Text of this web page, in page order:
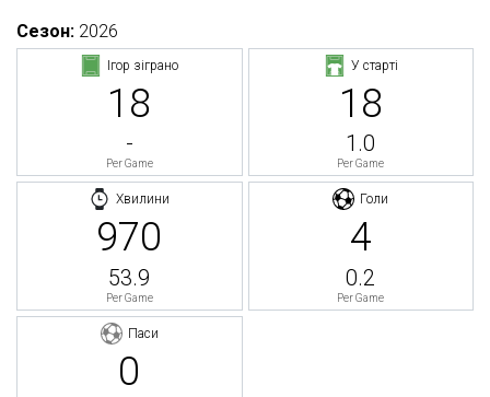
Сезон: 2026
Ігор зіграно
18
-
Per Game
У старті
18
1.0
Per Game
Хвилини
970
53.9
Per Game
Голи
4
0.2
Per Game
Паси
0